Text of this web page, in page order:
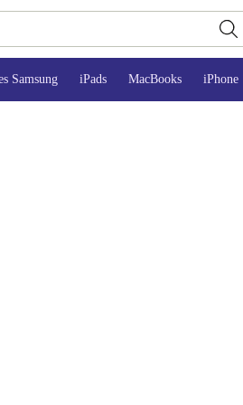
Samsung iPads MacBooks iPhone